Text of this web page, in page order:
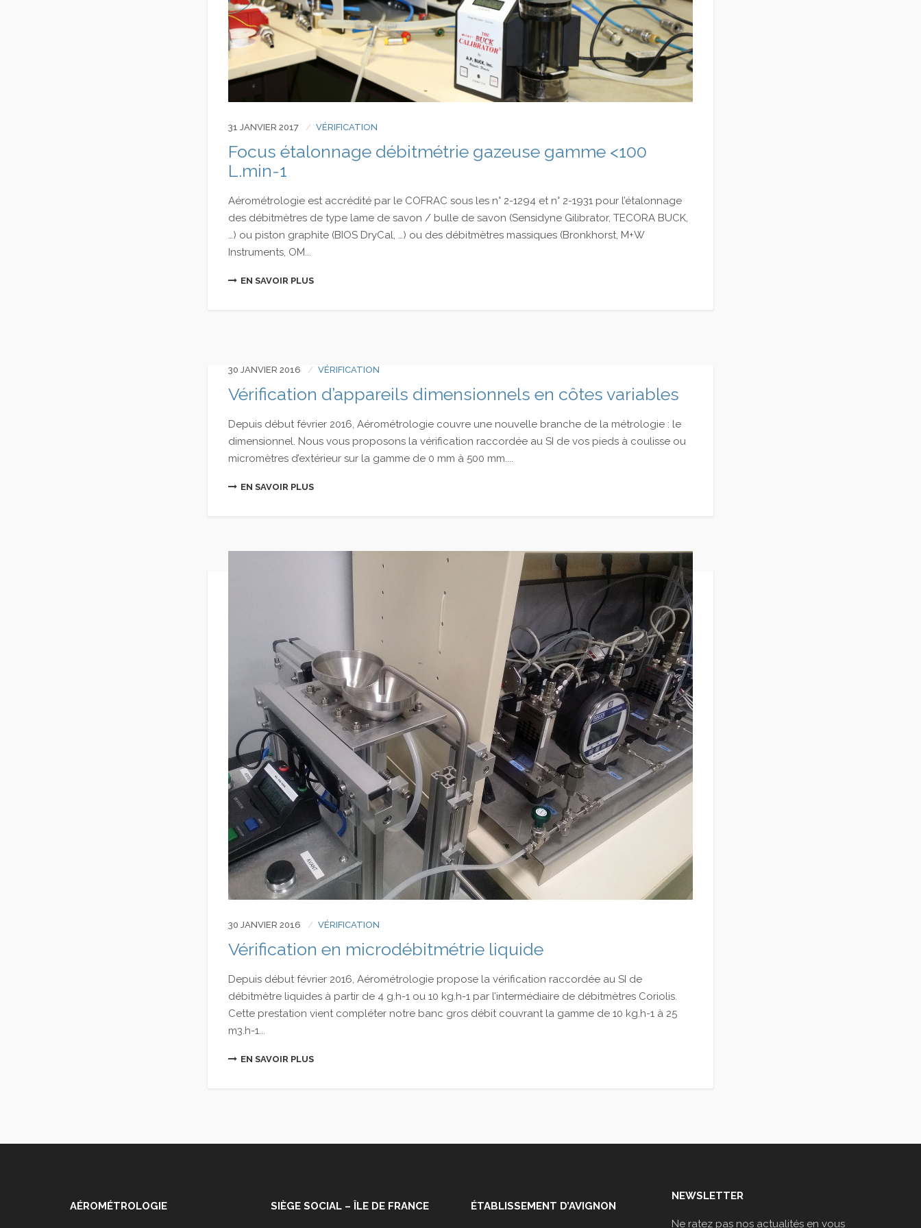
31 JANVIER 2017 VÉRIFICATION
Focus étalonnage débitmétrie gazeuse gamme <100
L.min-1
Aérométrologie est accrédité par le COFRAC sous les n° 2-1294 et n° 2-1931 pour l’étalonnage
des débitmètres de type lame de savon / bulle de savon (Sensidyne Gilibrator, TECORA BUCK,
…) ou piston graphite (BIOS DryCal, …) ou des débitmètres massiques (Bronkhorst, M+W
Instruments, OM...
EN SAVOIR PLUS
30 JANVIER 2016 VÉRIFICATION
Vérification d’appareils dimensionnels en côtes variables
Depuis début février 2016, Aérométrologie couvre une nouvelle branche de la métrologie : le
dimensionnel. Nous vous proposons la vérification raccordée au SI de vos pieds à coulisse ou
micromètres d’extérieur sur la gamme de 0 mm à 500 mm....
EN SAVOIR PLUS
30 JANVIER 2016 VÉRIFICATION
Vérification en microdébitmétrie liquide
Depuis début février 2016, Aérométrologie propose la vérification raccordée au SI de
débitmètre liquides à partir de 4 g.h-1 ou 10 kg.h-1 par l’intermédiaire de débitmètres Coriolis.
Cette prestation vient compléter notre banc gros débit couvrant la gamme de 10 kg.h-1 à 25
m3.h-1...
EN SAVOIR PLUS
AÉROMÉTROLOGIE SIÈGE SOCIAL – ÎLE DE FRANCE ÉTABLISSEMENT D’AVIGNON
NEWSLETTER
Ne ratez pas nos actualités en vous